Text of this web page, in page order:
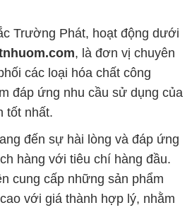
Trường Phát, hoạt động dưới
, là đơn vị chuyên
các loại hóa chất công
đáp ứng nhu cầu sử dụng của
tốt nhất.
đến sự hài lòng và đáp ứng
hàng với tiêu chí hàng đầu.
cung cấp những sản phẩm
với giá thành hợp lý, nhằm